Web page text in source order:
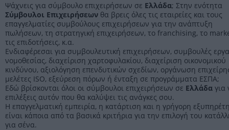
Ψάχνεις για σύμβουλο επιχειρήσεων σε Ελλάδα; Στην ενότητα
Σύμβουλοι Επιχειρήσεων θα βρεις όλες τις εταιρείες και τους
επαγγελματίες συμβούλους επιχειρήσεων για την ανάπτυξη
πωλήσεων, τη στρατηγική επιχειρήσεων, το franchising, το
τις επιδοτήσεις, κ.α.
Ενδιαφέρεσαι για συμβουλευτική επιχειρήσεων, συμβουλές
νομοθεσίας, διαχείριση χαρτοφυλακίου, διαχείριση οικονομικού
κινδύνου, αξιολόγηση επενδυτικών σχεδίων, οργάνωση
μελέτες ISO, εξεύρεση πόρων ή ένταξη σε προγράμματα ΕΣΠΑ;
Εδώ βρίσκονται όλοι οι σύμβουλοι επιχειρήσεων σε Ελλάδα για
επιλέξεις αυτόν που θα καλύψει τις ανάγκες σου.
Η επαγγελματική εμπειρία, η κατάρτιση και η γρήγορη
είναι κάποια από τα βασικά κριτήρια για την επιλογή του
για σένα.